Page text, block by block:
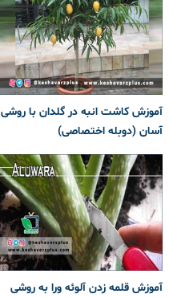
آموزش کاشت انبه در گلدان با روشی
آسان (دوبله اختصاصی)
آموزش قلمه زدن آلوئه ورا به روشی